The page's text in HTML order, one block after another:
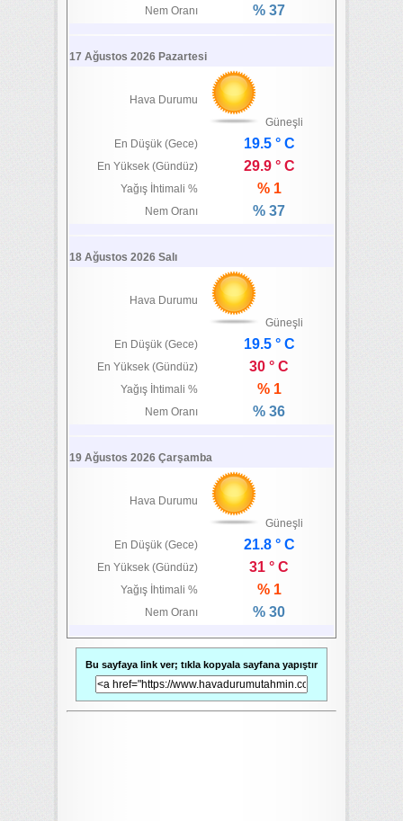
Nem Oranı % 37
17 Ağustos 2026 Pazartesi
Hava Durumu
Güneşli
En Düşük (Gece)
19.5 ° C
En Yüksek (Gündüz) 29.9 ° C
Yağış İhtimali % % 1
Nem Oranı % 37
18 Ağustos 2026 Salı
Hava Durumu
Güneşli
En Düşük (Gece)
19.5 ° C
En Yüksek (Gündüz) 30 ° C
Yağış İhtimali % % 1
Nem Oranı % 36
19 Ağustos 2026 Çarşamba
Hava Durumu
Güneşli
En Düşük (Gece)
21.8 ° C
En Yüksek (Gündüz) 31 ° C
Yağış İhtimali % % 1
Nem Oranı % 30
Bu sayfaya link ver; tıkla kopyala sayfana yapıştır